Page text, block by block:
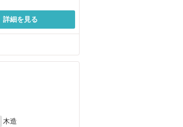
詳細を見る
木造